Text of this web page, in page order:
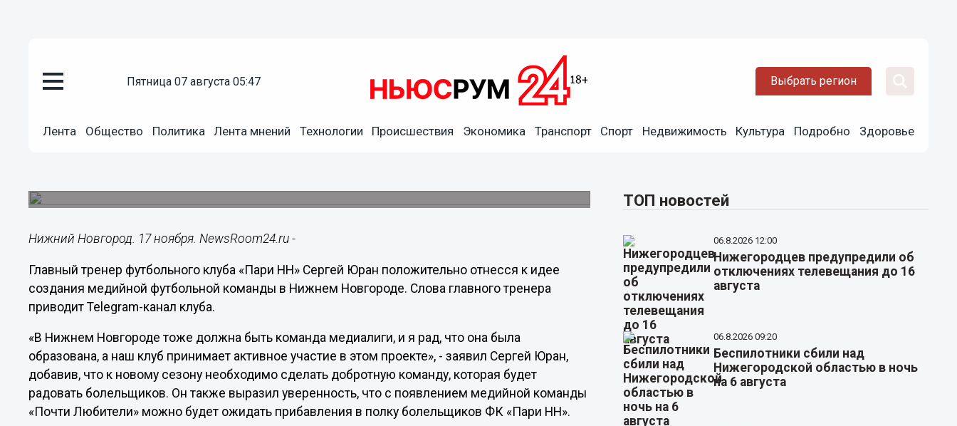
пятница 07 августа 05:47 Выбрать регион
Лента Общество Политика Лента мнений Технологии Происшествия Экономика Транспорт Спорт Недвижимость Культура Подробно Здоровье
Юран прокомментировал создание медийной команды в
Нижний Новгород. 17 ноября. NewsRoom24.ru -
Главный тренер футбольного клуба «Пари НН» Сергей Юран положительно отнесся к идее
создания медийной футбольной команды в Нижнем Новгороде. Слова главного тренера
приводит Telegram-канал клуба.
«В Нижнем Новгороде тоже должна быть команда медиалиги, и я рад, что она была
образована, а наш клуб принимает активное участие в этом проекте», - заявил Сергей Юран,
добавив, что к новому сезону необходимо сделать добротную команду, которая будет
радовать болельщиков. Он также выразил уверенность, что с появлением медийной команды
«Почти Любители» можно будет ожидать прибавления в полку болельщиков ФК «Пари НН».
ТОП новостей
06.8.2026 12:00
Нижегородцев предупредили об
отключениях телевещания до 16
августа
06.8.2026 09:20
Беспилотники сбили над
Нижегородской областью в ночь
на 6 августа